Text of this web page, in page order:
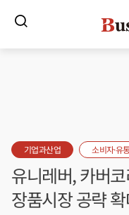
기업과산업 소비자·유
유니레버, 카버
장품시장 공략